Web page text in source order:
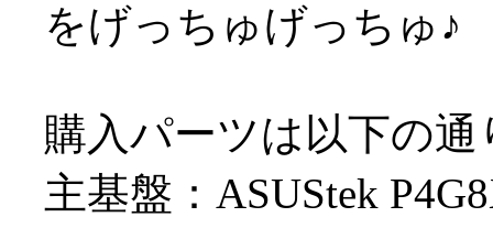
をげっちゅげっちゅ♪
購入パーツは以下の通
主基盤：ASUStek